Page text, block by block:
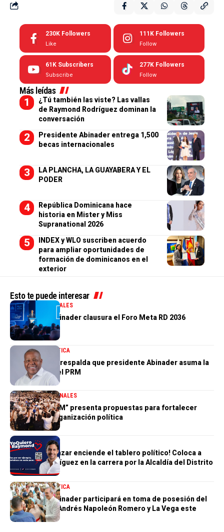
230K Followers
Like
111K Followers
Follow
61K Subscribers
Subscribe
277K Followers
Follow
Más leídas
¿Tú también las viste? Las vallas
de Raymond Rodríguez dominan la
conversación
Presidente Abinader entrega 1,500
becas internacionales
LA PLANCHA, LA GUAYABERA Y EL
PODER
República Dominicana hace
historia en Mister y Miss
Supranational 2026
INDEX y WLO suscriben acuerdo
para ampliar oportunidades de
formación de dominicanos en el
exterior
Esto te puede interesar
GOBIERNO NACIONALES
Presidente Abinader clausura el Foro Meta RD 2036
NACIONALES POLÍTICA
Adán Peguero respalda que presidente Abinader asuma la
presidencia del PRM
DESTACADANACIONALES
“Hablemos PRM” presenta propuestas para fortalecer
futuro de la organización política
POLÍTICA
Humberto Salazar enciende el tablero político! Coloca a
Raymond Rodríguez en la carrera por la Alcaldía del Distrito
Nacional
NACIONALESPOLÍTICA
Presidente Abinader participará en toma de posesión del
nuevo obispo Andrés Napoleón Romero y La Vega este
sábado